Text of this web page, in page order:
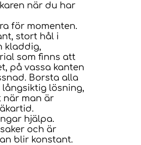
när du har
för momenten.
stort hål i
kladdig,
som finns att
på vassa kanten
Borsta alla
lösning,
när man är
hjälpa.
och är
blir konstant.